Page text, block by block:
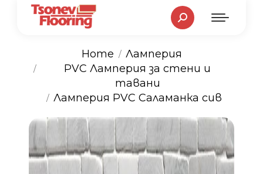
Search:
You are here:
Home
Ламперия
PVC Ламперия за стени и
тавани
Ламперия PVC Саламанка сив